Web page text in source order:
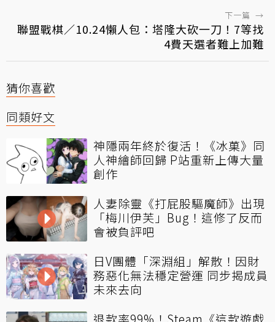
下一篇 →
聯盟戰棋／10.24懶人包：塔隆大砍一刀！7等找
4費天選者難上加難
猜你喜歡
同類好文
神隱兩年終於復活！《冰菓》同
人神繪師回歸 P站重新上傳大量
創作
人妻除靈《打屁股驅魔師》出現
「梅川伊芙」Bug！這修了反而
會被負評吧
日V團體「深淵組」解散！因財
務惡化無法穩定營運 同步揭成員
未來去向
退款率99%！Steam《這款遊戲